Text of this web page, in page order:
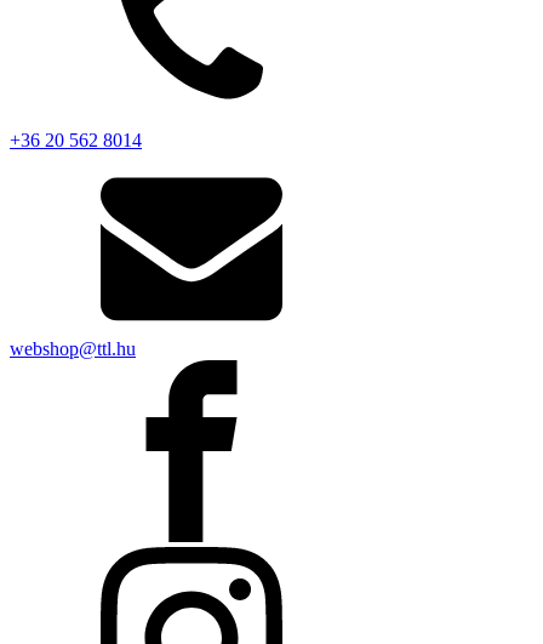
+36 20 562 8014
webshop@ttl.hu